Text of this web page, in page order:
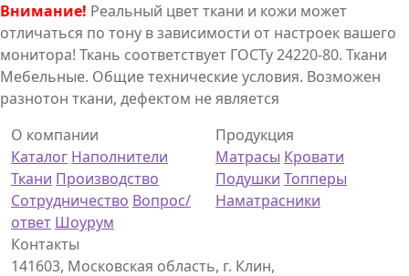
Внимание! Реальный цвет ткани и кожи может
отличаться по тону в зависимости от настроек вашего
монитора! Ткань соответствует ГОСТу 24220-80. Ткани
Мебельные. Общие технические условия. Возможен
разнотон ткани, дефектом не является
О компании
Каталог Наполнители
Ткани Производство
Сотрудничество Вопрос/
ответ Шоурум
Продукция
Матрасы Кровати
Подушки Топперы
Наматрасники
Контакты
141603, Московская область, г. Клин,